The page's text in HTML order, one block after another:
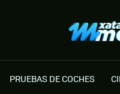
PRUEBAS DE COCHES